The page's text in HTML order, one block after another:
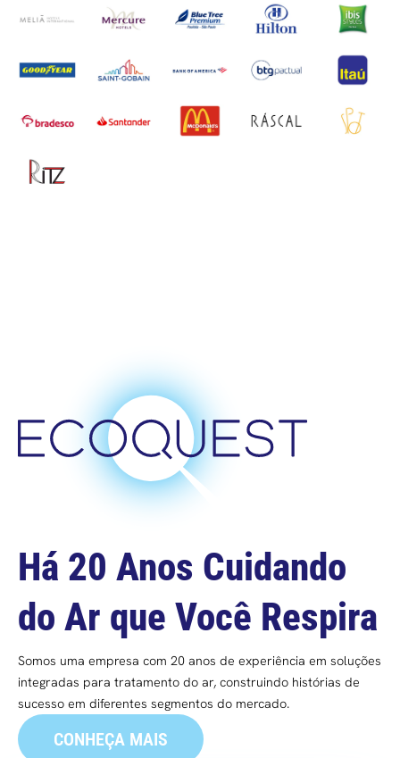
Há 20 Anos Cuidando
do Ar que Você Respira
Somos uma empresa com 20 anos de experiência em soluções
integradas para tratamento do ar, construindo histórias de
sucesso em diferentes segmentos do mercado.
CONHEÇA MAIS